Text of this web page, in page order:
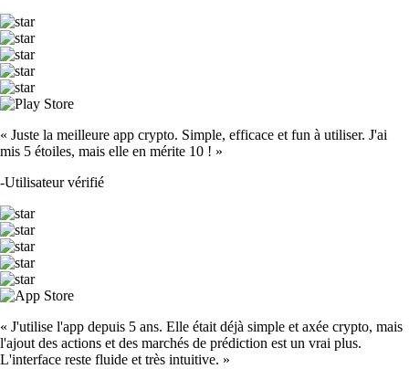
« Juste la meilleure app crypto. Simple, efficace et fun à utiliser. J'ai
mis 5 étoiles, mais elle en mérite 10 ! »
-Utilisateur vérifié
« J'utilise l'app depuis 5 ans. Elle était déjà simple et axée crypto, mais
l'ajout des actions et des marchés de prédiction est un vrai plus.
L'interface reste fluide et très intuitive. »